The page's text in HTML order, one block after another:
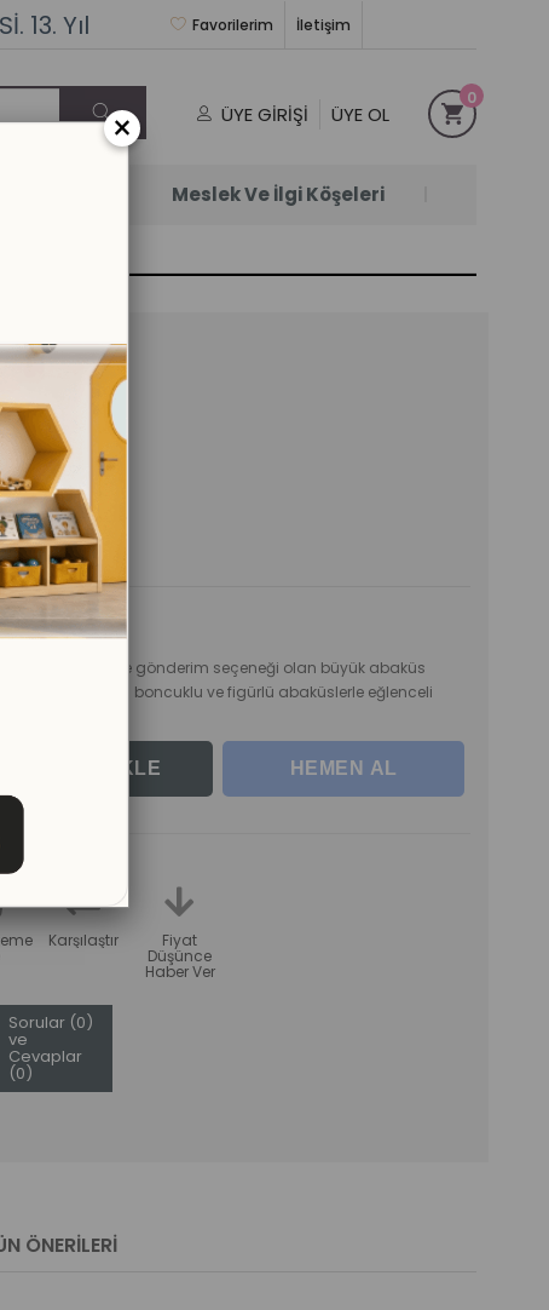
13. Yıl İletişim
Favorilerim
ÜYE GIRIŞI ÜYE OL
0
Meslek Ve İlgi Köşeleri
CM
üretilen, demonte gönderim seçeneği olan büyük abaküs
sunuyor. 50 boncuklu ve figürlü abaküslerle eğlenceli
Karşılaştır Fiyat
Düşünce
Haber Ver
Sorular (0)
ve
Cevaplar
(0)
ÖNERILERI
×